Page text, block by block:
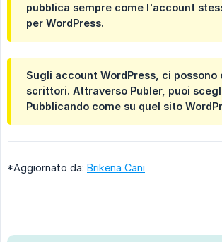
pubblica sempre come l'account
per WordPress.
Sugli account WordPress, ci possono
scrittori. Attraverso Publer, puoi
Pubblicando come su quel sito
*Aggiornato da: Brikena Cani